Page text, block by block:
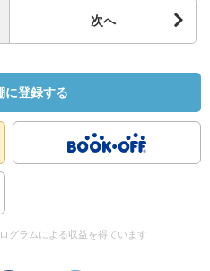
や】イケメン映画コメンテー
なこ】健二の妻。ヨーロッパ
じ】人気の喫茶店「波佐間珈
にあるレストラン。
んじろう】富雄の叔父。六十
次へ
に登録する
グラムによる収益を得ています